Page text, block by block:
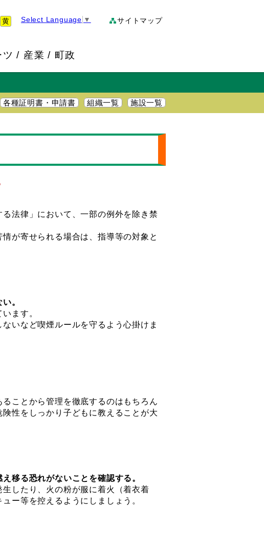
サイトマップ
Select Language ▼
黄
産業 町政
各種証明書・申請書 組織一覧 施設一覧
法律」において、一部の例外を除き禁
が寄せられる場合は、指導等の対象と
。
ます。
いなど喫煙ルールを守るよう心掛けま
ことから管理を徹底するのはもちろん
性をしっかり子どもに教えることが大
移る恐れがないことを確認する。
したり、火の粉が服に着火（着衣着
ー等を控えるようにしましょう。